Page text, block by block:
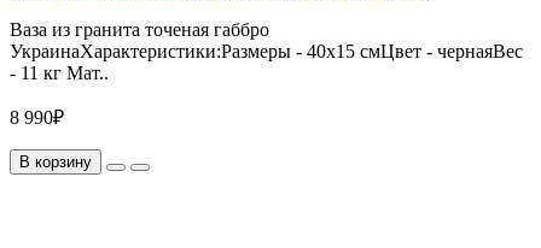
Ваза из гранита точеная габбро
УкраинаХарактеристики:Размеры - 40х15 смЦвет - чернаяВес
- 11 кг Мат..
8 990₽
В корзину